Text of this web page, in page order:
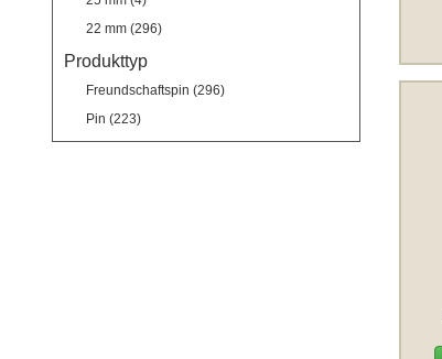
22 mm (296)
Produkttyp
Freundschaftspin (296)
Pin (223)